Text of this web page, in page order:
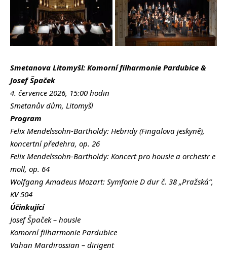
Smetanova Litomyšl: Komorní filharmonie Pardubice &
Josef Špaček
4. července 2026, 15:00 hodin
Smetanův dům, Litomyšl
Program
Felix Mendelssohn-Bartholdy: Hebridy (Fingalova jeskyně),
koncertní předehra, op. 26
Felix Mendelssohn-Bartholdy: Koncert pro housle a orchestr e
moll, op. 64
Wolfgang Amadeus Mozart: Symfonie D dur č. 38 „Pražská“,
KV 504
Účinkující
Josef Špaček – housle
Komorní filharmonie Pardubice
Vahan Mardirossian – dirigent